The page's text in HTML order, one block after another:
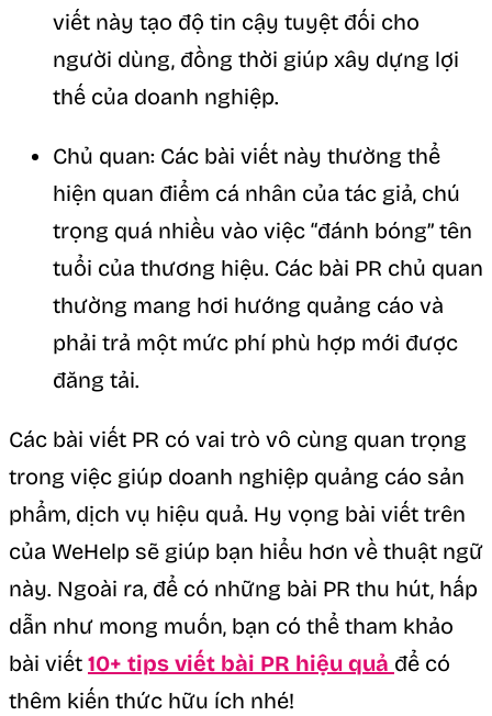
viết này tạo độ tin cậy tuyệt đối cho
người dùng, đồng thời giúp xây dựng lợi
thế của doanh nghiệp.
Chủ quan: Các bài viết này thường thể
hiện quan điểm cá nhân của tác giả, chú
trọng quá nhiều vào việc “đánh bóng” tên
tuổi của thương hiệu. Các bài PR chủ quan
thường mang hơi hướng quảng cáo và
phải trả một mức phí phù hợp mới được
đăng tải.
Các bài viết PR có vai trò vô cùng quan trọng
trong việc giúp doanh nghiệp quảng cáo sản
phẩm, dịch vụ hiệu quả. Hy vọng bài viết trên
của WeHelp sẽ giúp bạn hiểu hơn về thuật ngữ
này. Ngoài ra, để có những bài PR thu hút, hấp
dẫn như mong muốn, bạn có thể tham khảo
bài viết 10+ tips viết bài PR hiệu quả để có
thêm kiến thức hữu ích nhé!